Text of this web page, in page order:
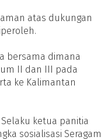
atas dukungan
bersama dimana
II dan III pada
ke Kalimantan
Selaku ketua panitia
sosialisasi Seragam